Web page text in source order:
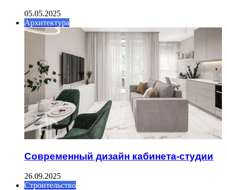
05.05.2025
Архитектура
Современный дизайн кабинета-студии
26.09.2025
Строительство